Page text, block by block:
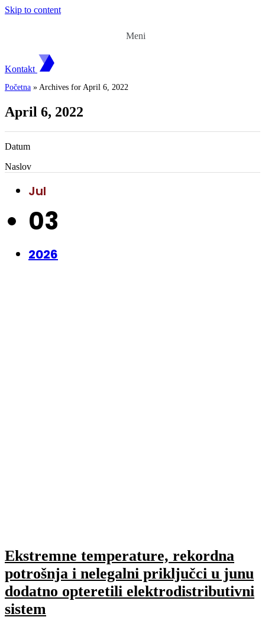
Skip to content
Meni
Kontakt
Početna » Archives for April 6, 2022
April 6, 2022
Datum
Naslov
Jul
03
2026
Ekstremne temperature, rekordna
potrošnja i nelegalni priključci u junu
dodatno opteretili elektrodistributivni
sistem